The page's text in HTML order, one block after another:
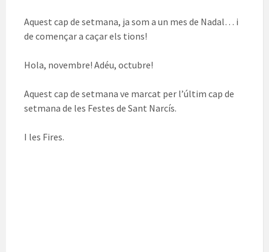
Aquest cap de setmana, ja som a un mes de Nadal… i
de començar a caçar els tions!
Hola, novembre! Adéu, octubre!
Aquest cap de setmana ve marcat per l’últim cap de
setmana de les Festes de Sant Narcís.
I les Fires.